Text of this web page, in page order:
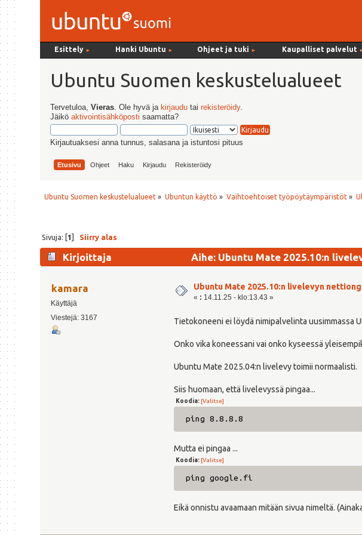
Esittely ► Hanki Ubuntu ► Ohjeet ja tuki ► Kaupalliset palvelut
Ubuntu Suomen keskustelualueet
Tervetuloa, Vieras. Ole hyvä ja kirjaudutai rekisteröidy.
Jäikö aktivointisähköposti saamatta?
Kirjautuaksesi anna tunnus, salasana ja istuntosi pituus
Etusivu Ohjeet Haku Kirjaudu Rekisteröidy
Ubuntu Suomen keskustelualueet » Ubuntun käyttö » Vaihtoehtoiset työpöytäympäristöt »
Sivuja: [1] Siirry alas
Kirjoittaja Aihe: Ubuntu Mate 2025.10:n
kamara
Käyttäjä
Viestejä: 3167
Ubuntu Mate 2025.10:n livelevyn
« : 14.11.25 - klo:13.43 »
Tietokoneeni ei löydä nimipalvelinta uusimmassa
Onko vika koneessani vai onko kyseessä
Ubuntu Mate 2025.04:n livelevy toimii normaalisti.
Siis huomaan, että livelevyssä pingaa...
Koodia: [Valitse]
ping 8.8.8.8
Mutta ei pingaa ...
Koodia: [Valitse]
ping google.fi
Eikä onnistu avaamaan mitään sivua nimeltä.